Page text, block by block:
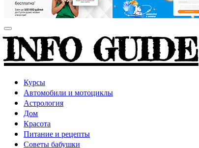
INFO GUIDE
Курсы
Автомобили и мотоциклы
Астрология
Дом
Красота
Питание и рецепты
Советы бабушки